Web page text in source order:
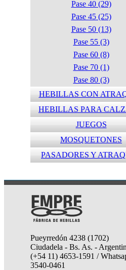
Pase 40 (29)
Pase 45 (25)
Pase 50 (13)
Pase 55 (3)
Pase 60 (8)
Pase 70 (1)
Pase 80 (3)
HEBILLAS CON
HEBILLAS PARA
JUEGOS
MOSQUETONES
PASADORES Y
Pueyrredón 4238 (1702)
Ciudadela - Bs. As. -
(+54 11) 4653-1591 /
3540-0461